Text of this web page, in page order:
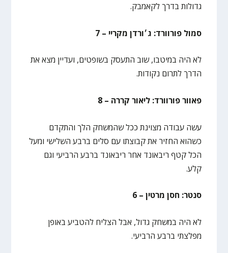
גדולות בדרך לקאמבק.
סמול פורוורד: ג׳ורדן מקריי – 7
לא היה במיטבו, שוב התעסק בשופטים, ועדיין מצא את
הדרך לתרום נקודות.
פאוור פורוורד: ליאור קררה – 8
עשה עבודה מצוינת ככל שהמשחק הלך והתקדם
כשהוא החזיר את קבוצתו עם סלים ברבע השלישי ומעל
הכל קטף ריבאונד אחר ריבאונד ברבע הרביעי וגם
קלע.
סנטר: חסן מרטין – 6
לא היה במשחק גדול, אבל הצליח להטביע באופן
מפלצתי ברבע הרביעי.